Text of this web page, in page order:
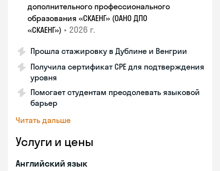
дополнительного профессионального
образования «СКАЕНГ» (ОАНО ДПО
«СКАЕНГ») • 2026 г.
Прошла стажировку в Дублине и Венгрии
Получила сертификат CPE для подтверждения
уровня
Помогает студентам преодолевать языковой
барьер
Читать дальше
Услуги и цены
Английский язык